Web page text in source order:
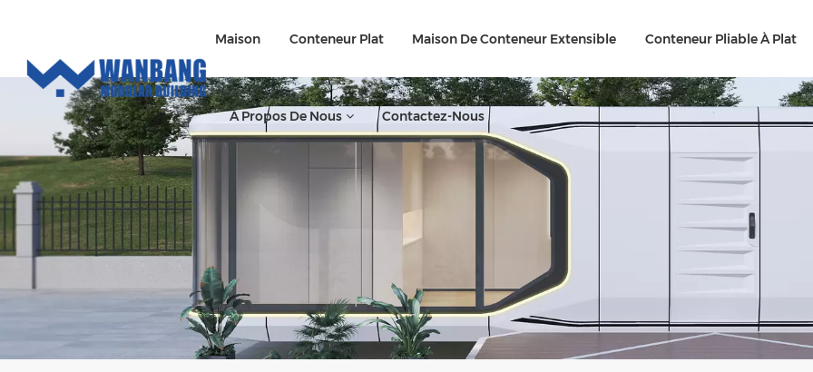
Maison Conteneur Plat Maison De Conteneur Extensible Conteneur Pliable À Plat
À Propos De Nous Contactez-Nous